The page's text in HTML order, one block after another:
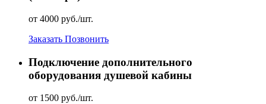
от 4000 руб./шт.
Заказать Позвонить
Подключение дополнительного
оборудования душевой кабины
от 1500 руб./шт.